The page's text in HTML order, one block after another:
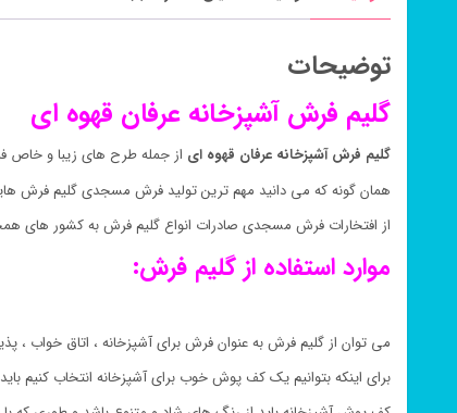
توضیحات
گلیم فرش آشپزخانه عرفان قهوه ای
گلیم فرش آشپزخانه عرفان قهوه ای از جمله طرح های زیبا و خاص
همان گونه که می دانید مهم ترین تولید فرش مسجدی گلیم فرش
از افتخارات فرش مسجدی صادرات انواع گلیم فرش به کشور های
موارد استفاده از گلیم فرش:
می توان از گلیم فرش به عنوان فرش برای آشپزخانه ، اتاق خواب ،
برای اینکه بتوانیم یک کف پوش خوب برای آشپزخانه انتخاب کنیم